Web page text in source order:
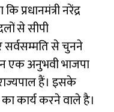
प्रधानमंत्री नरेंद्र
से सीपी
सर्वसम्मति से चुनने
एक अनुभवी भाजपा
हैं। इसके
कार्य करने वाले है।